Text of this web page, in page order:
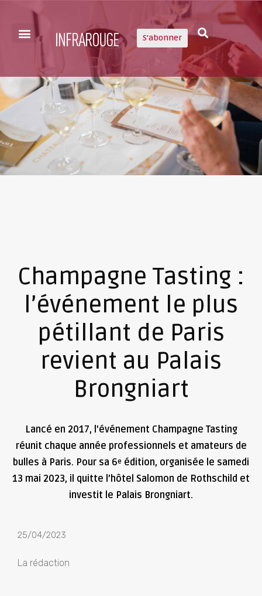
S'abonner
Champagne Tasting :
l’événement le plus
pétillant de Paris
revient au Palais
Brongniart
Lancé en 2017, l’événement Champagne Tasting
réunit chaque année professionnels et amateurs de
bulles à Paris. Pour sa 6e édition, organisée le samedi
13 mai 2023, il quitte l’hôtel Salomon de Rothschild et
investit le Palais Brongniart.
25/04/2023
La rédaction